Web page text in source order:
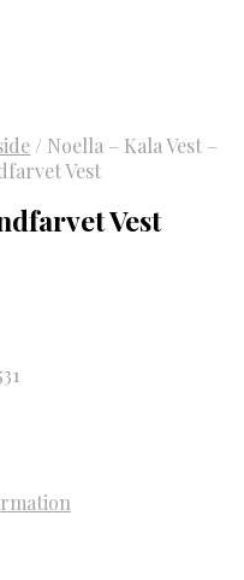
/ Noella – Kala Vest –
Vest
Vest